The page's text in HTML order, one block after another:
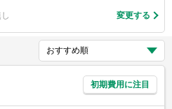
変更する
初期費用に注目